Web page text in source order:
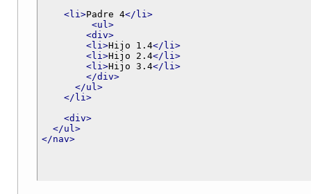
<li>Padre 4</li>
<ul>
<div>
<li>Hijo 1.4</li>
<li>Hijo 2.4</li>
<li>Hijo 3.4</li>
</div>
</ul>
</li>
<div>
</ul>
</nav>